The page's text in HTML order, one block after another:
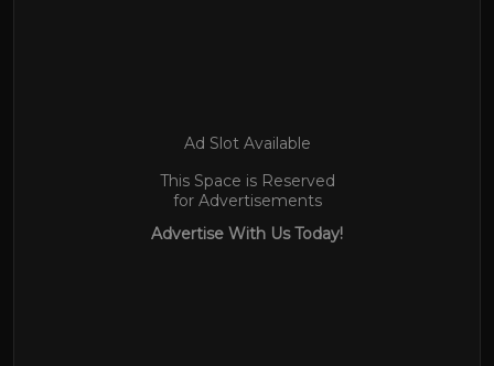
Ad Slot Available
This Space is Reserved
for Advertisements
Advertise With Us Today!